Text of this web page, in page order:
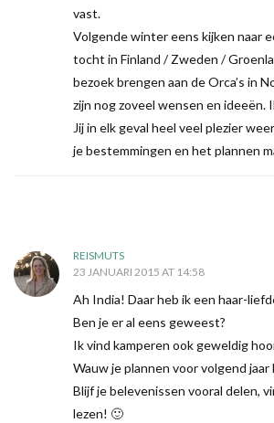
vast.
Volgende winter eens kijken naar
tocht in Finland / Zweden /
bezoek brengen aan de Orca’s in
zijn nog zoveel wensen en ideeën.
Jij in elk geval heel veel plezier
je bestemmingen en het plannen
REISMUTS
23 JANUARI 2015 AT 14:58
Ah India! Daar heb ik een haar-
Ben je er al eens geweest?
Ik vind kamperen ook geweldig
Wauw je plannen voor volgend
Blijf je belevenissen vooral delen,
lezen! 🙂